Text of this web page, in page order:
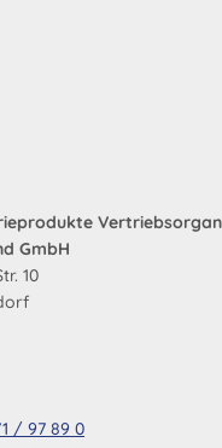
GmbH
10
/ 97 89 0